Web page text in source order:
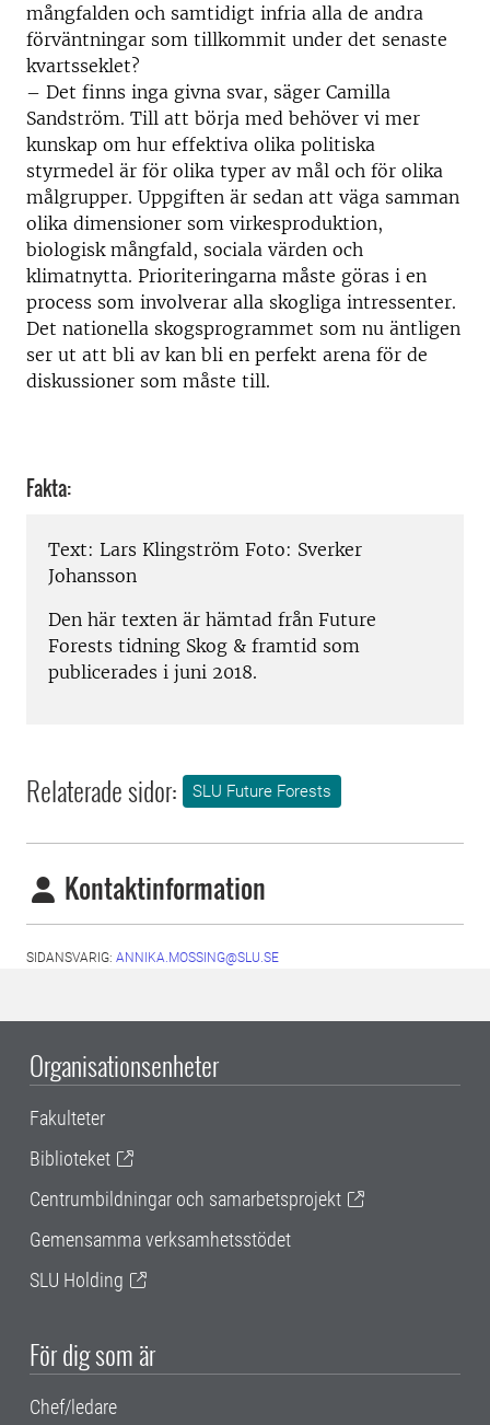
mångfalden och samtidigt infria alla de andra
förväntningar som tillkommit under det senaste
kvartsseklet?
– Det finns inga givna svar, säger Camilla
Sandström. Till att börja med behöver vi mer
kunskap om hur effektiva olika politiska
styrmedel är för olika typer av mål och för olika
målgrupper. Uppgiften är sedan att väga samman
olika dimensioner som virkesproduktion,
biologisk mångfald, sociala värden och
klimatnytta. Prioriteringarna måste göras i en
process som involverar alla skogliga intressenter.
Det nationella skogsprogrammet som nu äntligen
ser ut att bli av kan bli en perfekt arena för de
diskussioner som måste till.
Fakta:
Text: Lars Klingström Foto: Sverker
Johansson
Den här texten är hämtad från Future
Forests tidning Skog & framtid som
publicerades i juni 2018.
Relaterade sidor: SLU Future Forests
Kontaktinformation
SIDANSVARIG: ANNIKA.MOSSING@SLU.SE
Organisationsenheter
Fakulteter
Biblioteket
Centrumbildningar och samarbetsprojekt
Gemensamma verksamhetsstödet
SLU Holding
För dig som är
Chef/ledare